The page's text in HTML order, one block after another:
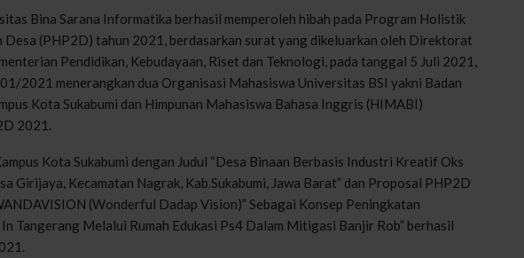
Bina Sarana Informatika berhasil memperoleh hibah pada Program Holistik
Desa (PHP2D) tahun 2021, berdasarkan surat yang dikeluarkan oleh Direktorat
Pendidikan, Kebudayaan, Riset dan Teknologi, pada tanggal 5 Juli 2021,
2021 menerangkan dua Organisasi Mahasiswa Universitas BSI yakni Badan
Kota Sukabumi dan Himpunan Mahasiswa Bahasa Inggris (HIMABI)
2021.
Kota Sukabumi dengan Judul “Desa Binaan Berbasis Industri Kreatif Oks
Girijaya, Kecamatan Nagrak, Kab.Sukabumi, Jawa Barat” dan Proposal PHP2D
(Wonderful Dadap Vision)” Sebagai Konsep Peningkatan
Tangerang Melalui Rumah Edukasi Ps4 Dalam Mitigasi Banjir Rob” berhasil